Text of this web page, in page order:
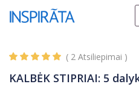
Skip to content
( 2 Atsiliepimai )
KALBĖK STIPRIAI: 5